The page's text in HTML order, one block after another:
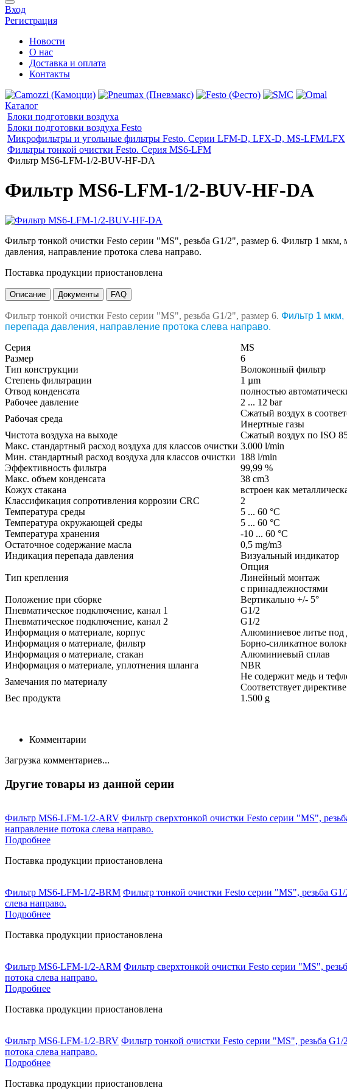
Вход
Регистрация
Новости
О нас
Доставка и оплата
Контакты
Каталог
Блоки подготовки воздуха
Блоки подготовки воздуха Festo
Микрофильтры и угольные фильтры Festo. Cерии LFM-D, LFX-D, MS-LFM/LFX
Фильтры тонкой очистки Festo. Серия MS6-LFM
Фильтр MS6-LFM-1/2-BUV-HF-DA
Фильтр MS6-LFM-1/2-BUV-HF-DA
Фильтр тонкой очистки Festo серии "MS", резьба G1/2", размер 6. Фильтр 1
давления, направление протока слева направо.
Поставка продукции приостановлена
Описание Документы FAQ
Фильтр тонкой очистки Festo серии "MS", резьба G1/2", размер 6. Фильтр 1 мкм,
перепада давления, направление протока слева направо.
Серия
MS
Размер
6
Тип конструкции
Волоконный фильтр
Степень фильтрации
1 µm
Отвод конденсата
полностью
Рабочее давление
2 ... 12 bar
Рабочая среда
Сжатый воздух в
Инертные газы
Чистота воздуха на выходе
Сжатый воздух по ISO
Макс. стандартный расход воздуха для классов очистки 3.000 l/min
Мин. стандартный расход воздуха для классов очистки 188 l/min
Эффективность фильтра
99,99 %
Макс. объем конденсата
38 cm3
Кожух стакана
встроен как
Классификация сопротивления коррозии CRC
2
Температура среды
5 ... 60 °C
Температура окружающей среды
5 ... 60 °C
Температура хранения
-10 ... 60 °C
Остаточное содержание масла
0,5 mg/m3
Индикация перепада давления
Визуальный индикатор
Тип крепления
Опция
Линейный монтаж
с принадлежностями
Положение при сборке
Вертикально +/- 5°
Пневматическое подключение, канал 1
G1/2
Пневматическое подключение, канал 2
G1/2
Информация о материале, корпус
Алюминиевое литье под
Информация о материале, фильтр
Борно-силикатное
Информация о материале, стакан
Алюминиевый сплав
Информация о материале, уплотнения шланга
NBR
Замечания по материалу
Не содержит медь и
Соответствует
Вес продукта
1.500 g
Комментарии
Загрузка комментариев...
Другие товары из данной серии
Фильтр MS6-LFM-1/2-ARV Фильтр сверхтонкой очистки Festo серии "MS",
направление потока слева направо.
Подробнее
Поставка продукции приостановлена
Фильтр MS6-LFM-1/2-BRM Фильтр тонкой очистки Festo серии "MS", резьба
слева направо.
Подробнее
Поставка продукции приостановлена
Фильтр MS6-LFM-1/2-ARM Фильтр сверхтонкой очистки Festo серии "MS",
потока слева направо.
Подробнее
Поставка продукции приостановлена
Фильтр MS6-LFM-1/2-BRV Фильтр тонкой очистки Festo серии "MS", резьба
потока слева направо.
Подробнее
Поставка продукции приостановлена